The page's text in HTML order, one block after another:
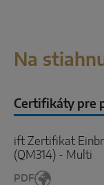
Na
Certifikáty pre
ift Zertifikat
(QM314) - Multi
PDF